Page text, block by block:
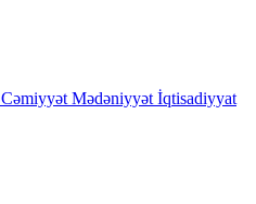
Cəmiyyət Mədəniyyət İqtisadiyyat